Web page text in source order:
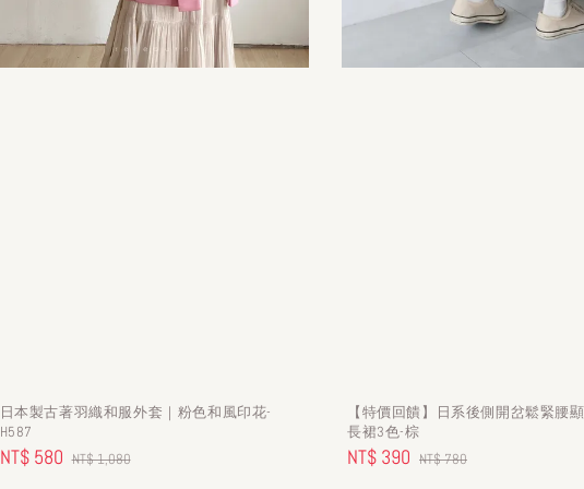
日本製古著羽織和服外套｜粉色和風印花-
H587
Sale
NT$ 580 Regular
NT$ 1,080
【特價回饋】日系後側開岔鬆緊腰
長裙3色-棕
Sale
NT$ 390 Regular
NT$ 780